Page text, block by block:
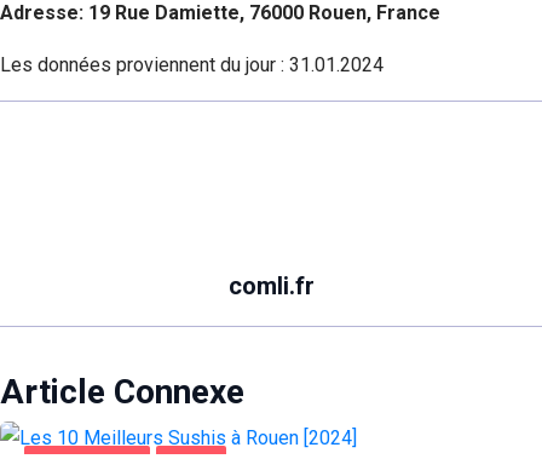
Adresse: 19 Rue Damiette, 76000 Rouen, France
Les données proviennent du jour : 31.01.2024
comli.fr
Article Connexe